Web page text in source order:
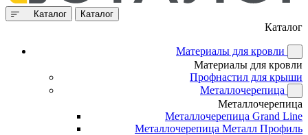
Каталог Каталог
Каталог
Материалы для кровли
Материалы для кровли
Профнастил для крыши
Металлочерепица
Металлочерепица
Металлочерепица Grand Line
Металлочерепица Металл Профиль